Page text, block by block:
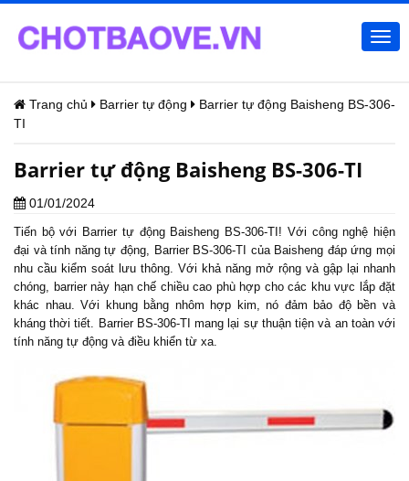
Trang chủ Barrier tự động
Barrier tự động Baisheng BS-306-
TI
Barrier tự động Baisheng BS-306-TI
01/01/2024
Tiến bộ với Barrier tự động Baisheng BS-306-TI! Với công nghệ hiện
đại và tính năng tự động, Barrier BS-306-TI của Baisheng đáp ứng mọi
nhu cầu kiểm soát lưu thông. Với khả năng mở rộng và gập lại nhanh
chóng, barrier này hạn chế chiều cao phù hợp cho các khu vực lắp đặt
khác nhau. Với khung bằng nhôm hợp kim, nó đảm bảo độ bền và
kháng thời tiết. Barrier BS-306-TI mang lại sự thuận tiện và an toàn với
tính năng tự động và điều khiển từ xa.